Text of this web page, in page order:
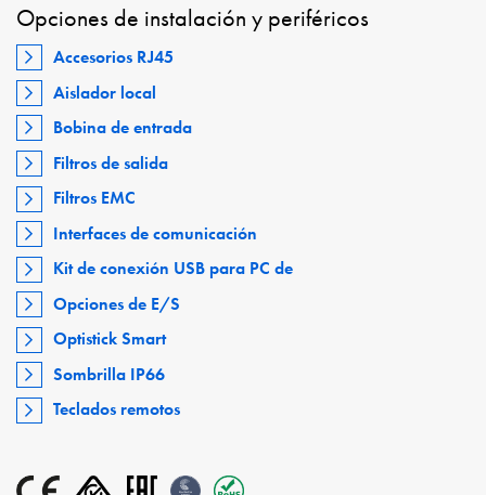
Opciones de instalación y periféricos
Accesorios RJ45
Aislador local
Bobina de entrada
Filtros de salida
Filtros EMC
Interfaces de comunicación
Kit de conexión USB para PC de
Opciones de E/S
Optistick Smart
Sombrilla IP66
Teclados remotos